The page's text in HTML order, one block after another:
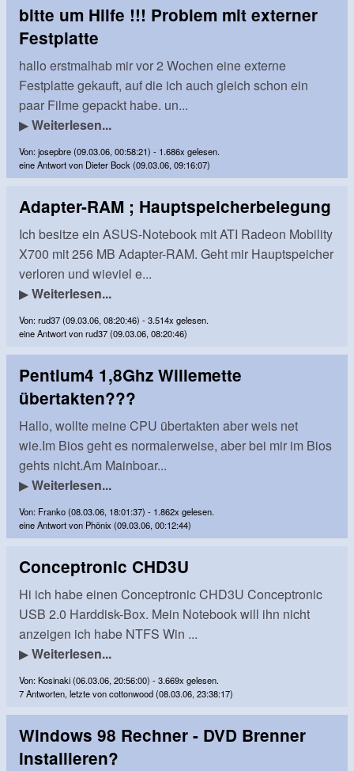
bitte um Hilfe !!! Problem mit externer
Festplatte
hallo erstmalhab mir vor 2 Wochen eine externe
Festplatte gekauft, auf die ich auch gleich schon ein
paar Filme gepackt habe. un...
▶Weiterlesen...
Von: josepbre (09.03.06, 00:58:21) - 1.686x gelesen.
eine Antwort von Dieter Bock (09.03.06, 09:16:07)
Adapter-RAM ; Hauptspeicherbelegung
Ich besitze ein ASUS-Notebook mit ATI Radeon Mobility
X700 mit 256 MB Adapter-RAM. Geht mir Hauptspeicher
verloren und wieviel e...
▶Weiterlesen...
Von: rud37 (09.03.06, 08:20:46) - 3.514x gelesen.
eine Antwort von rud37 (09.03.06, 08:20:46)
Pentium4 1,8Ghz Willemette
übertakten???
Hallo, wollte meine CPU übertakten aber weis net
wie.Im Bios geht es normalerweise, aber bei mir im Bios
gehts nicht.Am Mainboar...
▶Weiterlesen...
Von: Franko (08.03.06, 18:01:37) - 1.862x gelesen.
eine Antwort von Phönix (09.03.06, 00:12:44)
Conceptronic CHD3U
Hi ich habe einen Conceptronic CHD3U Conceptronic
USB 2.0 Harddisk-Box. Mein Notebook will ihn nicht
anzeigen ich habe NTFS Win ...
▶Weiterlesen...
Von: Kosinaki (06.03.06, 20:56:00) - 3.669x gelesen.
7 Antworten, letzte von cottonwood (08.03.06, 23:38:17)
Windows 98 Rechner - DVD Brenner
installieren?